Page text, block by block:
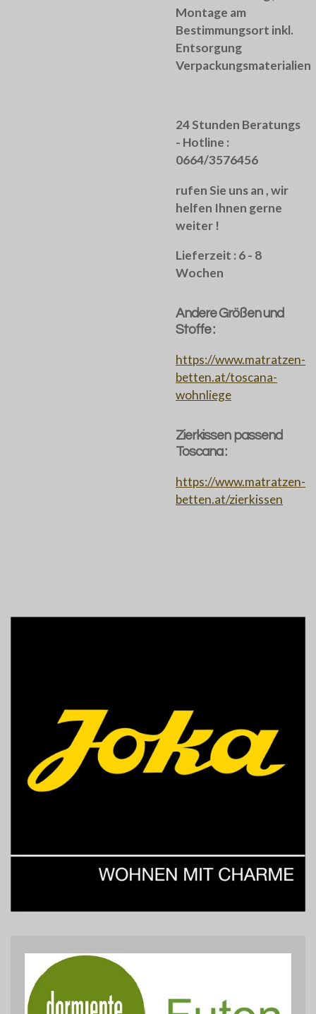
Montage am
Bestimmungsort inkl.
Entsorgung
Verpackungsmaterialien
24 Stunden Beratungs
- Hotline :
0664/3576456
rufen Sie uns an , wir
helfen Ihnen gerne
weiter !
Lieferzeit : 6 - 8
Wochen
Andere Größen und
Stoffe :
https://www.matratzen-
betten.at/toscana-
wohnliege
Zierkissen passend
Toscana :
https://www.matratzen-
betten.at/zierkissen